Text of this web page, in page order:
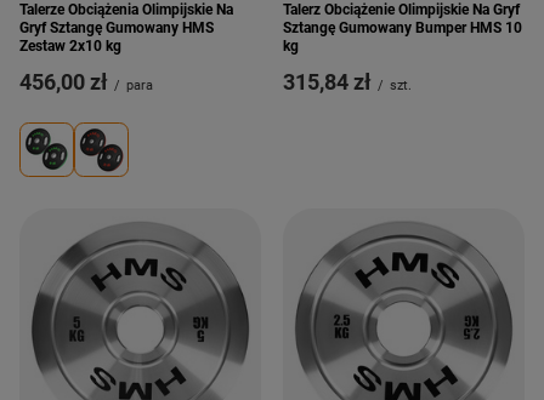
Talerze Obciążenia Olimpijskie Na
Gryf Sztangę Gumowany HMS
Zestaw 2x10 kg
456,00 zł / para
Talerz Obciążenie Olimpijskie Na Gryf
Sztangę Gumowany Bumper HMS 10
kg
315,84 zł / szt.